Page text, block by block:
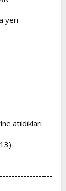
yeri
atıldıkları